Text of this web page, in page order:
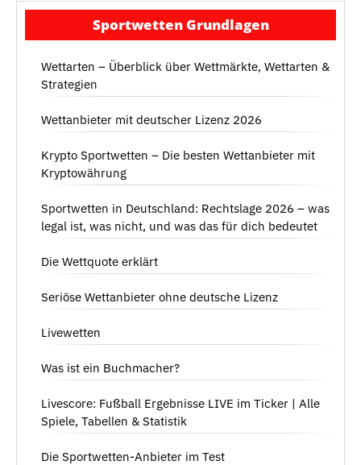
Sportwetten Grundlagen
Wettarten – Überblick über Wettmärkte, Wettarten &
Strategien
Wettanbieter mit deutscher Lizenz 2026
Krypto Sportwetten – Die besten Wettanbieter mit
Kryptowährung
Sportwetten in Deutschland: Rechtslage 2026 – was
legal ist, was nicht, und was das für dich bedeutet
Die Wettquote erklärt
Seriöse Wettanbieter ohne deutsche Lizenz
Livewetten
Was ist ein Buchmacher?
Livescore: Fußball Ergebnisse LIVE im Ticker | Alle
Spiele, Tabellen & Statistik
Die Sportwetten-Anbieter im Test